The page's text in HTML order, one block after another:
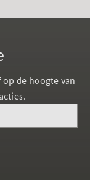
de hoogte van